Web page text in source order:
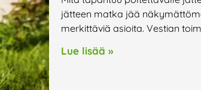
jätteen matka jää
merkittäviä asioita. Vestian
Lue lisää »